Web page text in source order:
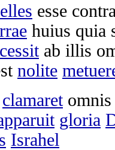
esse
huius quia
ab illis
nolite
clamaret
gloria
Israhel